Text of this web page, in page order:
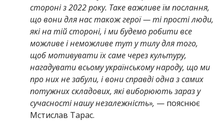
стороні з 2022 року. Таке важливе їм послання,
що вони для нас також герої — ті прості люди,
які на тій стороні, і ми будемо робити все
можливе і неможливе тут у тилу для того,
щоб мотивувати їх саме через культуру,
нагадувати всьому українському народу, що ми
про них не забули, і вони справді одна з самих
потужних складових, які виборюють зараз у
сучасності нашу незалежність», — пояснює
Мстислав Тарас.